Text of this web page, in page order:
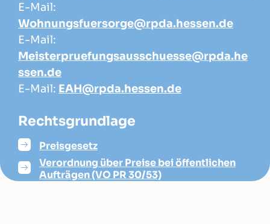
E-Mail:
Wohnungsfuersorge@rpda.hessen.de
E-Mail:
Meisterpruefungsausschuesse@rpda.he
ssen.de
E-Mail: EAH@rpda.hessen.de
Rechtsgrundlage
Preisgesetz
Verordnung über Preise bei öffentlichen
Aufträgen (VO PR 30/53)